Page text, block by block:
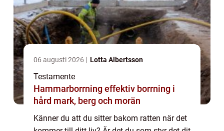
06 augusti 2026 Lotta Albertsson
Testamente
Hammarborrning effektiv borrning i
hård mark, berg och morän
Känner du att du sitter bakom ratten när det